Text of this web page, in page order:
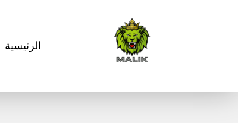
الرئيسية